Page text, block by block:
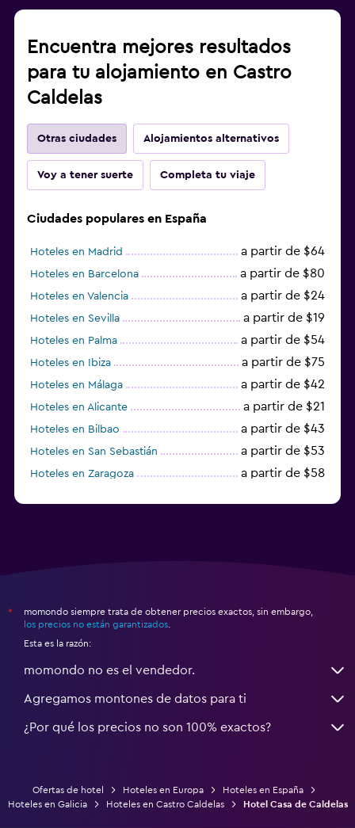
Encuentra mejores resultados
para tu alojamiento en Castro
Caldelas
Otras ciudades Alojamientos alternativos
Voy a tener suerte Completa tu viaje
Ciudades populares en España
Hoteles en Madrid a partir de $64
Hoteles en Barcelona a partir de $80
Hoteles en Valencia a partir de $24
Hoteles en Sevilla a partir de $19
Hoteles en Palma a partir de $54
Hoteles en Ibiza a partir de $75
Hoteles en Málaga a partir de $42
Hoteles en Alicante a partir de $21
Hoteles en Bilbao a partir de $43
Hoteles en San Sebastián a partir de $53
Hoteles en Zaragoza a partir de $58
*
momondo siempre trata de obtener precios exactos, sin embargo,
los precios no están garantizados
Esta es la razón:
momondo no es el vendedor.
Agregamos montones de datos para ti
¿Por qué los precios no son 100% exactos?
Ofertas de hotel Hoteles en Europa
Hoteles en España
Hoteles en Galicia
Hoteles en Castro Caldelas Hotel Casa de Caldelas